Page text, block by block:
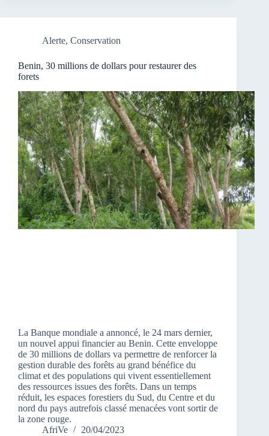
Alerte, Conservation
Benin, 30 millions de dollars pour restaurer des
forets
La Banque mondiale a annoncé, le 24 mars dernier,
un nouvel appui financier au Benin. Cette enveloppe
de 30 millions de dollars va permettre de renforcer la
gestion durable des forêts au grand bénéfice du
climat et des populations qui vivent essentiellement
des ressources issues des forêts. Dans un temps
réduit, les espaces forestiers du Sud, du Centre et du
nord du pays autrefois classé menacées vont sortir de
la zone rouge.
AfriVe
20/04/2023